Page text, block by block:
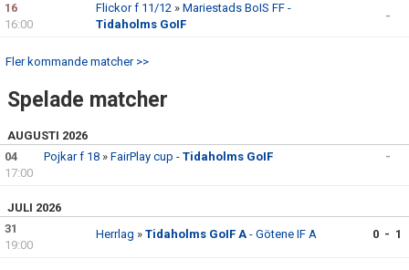
16
16:00
Flickor f 11/12 » Mariestads BoIS FF -
Tidaholms GoIF
-
Fler kommande matcher >>
Spelade matcher
AUGUSTI 2026
04
17:00
Pojkar f 18 » FairPlay cup - Tidaholms GoIF -
JULI 2026
31
19:00
Herrlag » Tidaholms GoIF A - Götene IF A 0 - 1